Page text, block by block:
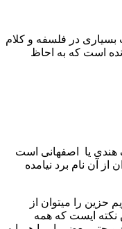
بسیاری در فلسفه و کلام
است که به احاظ
هندی یا اصفهانی است
آن نام برد نیامده
حزین را میتوان از
نکته ایست که همه